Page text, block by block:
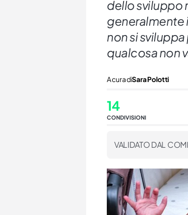
dello sviluppo
generalmente
non si
qualcosa non
A cura diSara Polotti
14
CONDIVISIONI
VALIDATO DAL